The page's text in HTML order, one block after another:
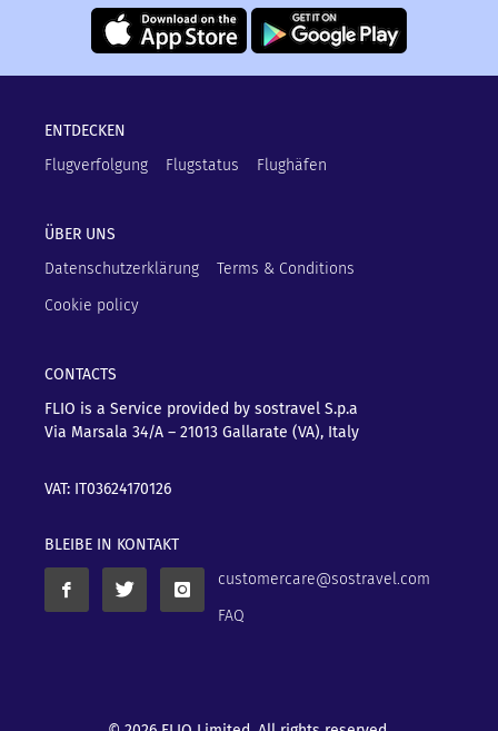
ENTDECKEN
Flugverfolgung
Flugstatus Flughäfen
ÜBER UNS
Datenschutzerklärung
Terms & Conditions
Cookie policy
CONTACTS
FLIO is a Service provided by sostravel S.p.a
Via Marsala 34/A – 21013 Gallarate (VA), Italy
VAT: IT03624170126
BLEIBE IN KONTAKT
customercare@sostravel.com
FAQ